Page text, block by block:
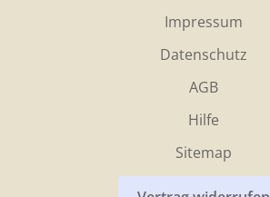
Impressum
Datenschutz
AGB
Hilfe
Sitemap